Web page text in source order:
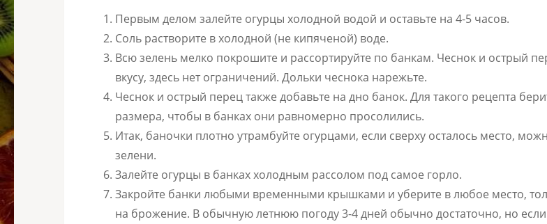
Первым делом залейте огурцы холодной водой и оставьте на 4-5 часов.
Соль растворите в холодной (не кипяченой) воде.
Всю зелень мелко покрошите и рассортируйте по банкам. Чеснок и острый
вкусу, здесь нет ограничений. Дольки чеснока нарежьте.
Чеснок и острый перец также добавьте на дно банок. Для такого рецепта
размера, чтобы в банках они равномерно просолились.
Итак, баночки плотно утрамбуйте огурцами, если сверху осталось место,
зелени.
Залейте огурцы в банках холодным рассолом под самое горло.
Закройте банки любыми временными крышками и уберите в любое место,
на брожение. В обычную летнюю погоду 3-4 дней обычно достаточно, но